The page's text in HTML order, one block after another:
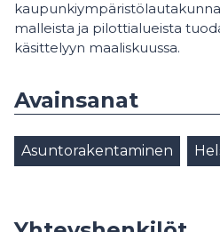
malleista ja pilottialueista
käsittelyyn maaliskuussa.
Avainsanat
Asuntorakentaminen